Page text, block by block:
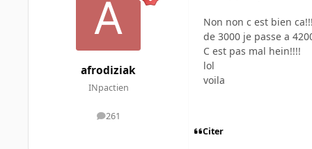
afrodiziak
INpactien
261
messages
Non non c est bien ca!!!
de 3000 je passe a
C est pas mal hein!!!!
lol
voila
Citer